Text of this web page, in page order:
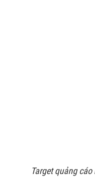
Target quảng